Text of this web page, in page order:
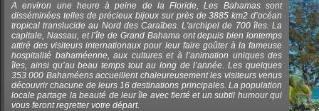
A environ une heure à peine de la Floride, Les Bahamas sont
disséminées telles de précieux bijoux sur près de 3885 km2 d’océan
tropical translucide au Nord des Caraïbes. L'archipel de 700 îles. La
capitale, Nassau, et l’île de Grand Bahama ont depuis bien lontemps
attiré des visiteurs internationaux pour leur faire goûter à la fameuse
hospitalité bahaméenne, aux cultures et à l’animation uniques des
îles, ainsi qu’au beau temps tout au long de l’année. Les quelques
353 000 Bahaméens accueillent chaleureusement les visiteurs venus
découvrir chacune de leurs 16 destinations principales. La population
locale partage la beauté de leur île avec fierté et un subtil humour qui
vous feront regretter votre départ.